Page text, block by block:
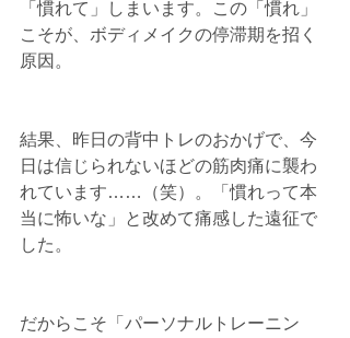
「慣れて」しまいます。この「慣れ」
こそが、ボディメイクの停滞期を招く
原因。
結果、昨日の背中トレのおかげで、今
日は信じられないほどの筋肉痛に襲わ
れています……（笑）。「慣れって本
当に怖いな」と改めて痛感した遠征で
した。
だからこそ「パーソナルトレーニン